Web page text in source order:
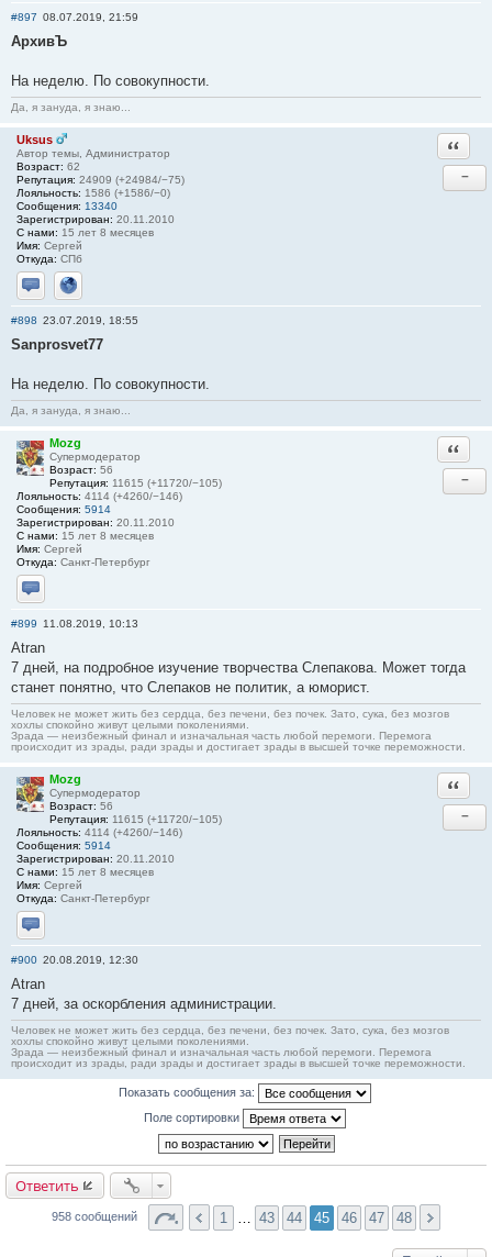
#897 08.07.2019, 21:59
АрхивЪ
На неделю. По совокупности.
Да, я зануда, я знаю...
Uksus
Автор темы, Администратор
Возраст: 62
Репутация: 24909 (+24984/−75)
Лояльность: 1586 (+1586/−0)
Сообщения: 13340
Зарегистрирован: 20.11.2010
С нами: 15 лет 8 месяцев
Имя: Сергей
Откуда: СПб
Отправить личное сообщение
Сайт
−
#898 23.07.2019, 18:55
Sanprosvet77
На неделю. По совокупности.
Да, я зануда, я знаю...
Mozg
Супермодератор
Возраст: 56
Репутация: 11615 (+11720/−105)
Лояльность: 4114 (+4260/−146)
Сообщения: 5914
Зарегистрирован: 20.11.2010
С нами: 15 лет 8 месяцев
Имя: Сергей
Откуда: Санкт-Петербург
Отправить личное сообщение
−
#899 11.08.2019, 10:13
Atran
7 дней, на подробное изучение творчества Слепакова. Может тогда
станет понятно, что Слепаков не политик, а юморист.
Человек не может жить без сердца, без печени, без почек. Зато, сука, без мозгов
хохлы спокойно живут целыми поколениями.
Зрада — неизбежный финал и изначальная часть любой перемоги. Перемога
происходит из зрады, ради зрады и достигает зрады в высшей точке переможности.
Mozg
Супермодератор
Возраст: 56
Репутация: 11615 (+11720/−105)
Лояльность: 4114 (+4260/−146)
Сообщения: 5914
Зарегистрирован: 20.11.2010
С нами: 15 лет 8 месяцев
Имя: Сергей
Откуда: Санкт-Петербург
Отправить личное сообщение
−
#900 20.08.2019, 12:30
Atran
7 дней, за оскорбления администрации.
Человек не может жить без сердца, без печени, без почек. Зато, сука, без мозгов
хохлы спокойно живут целыми поколениями.
Зрада — неизбежный финал и изначальная часть любой перемоги. Перемога
происходит из зрады, ради зрады и достигает зрады в высшей точке переможности.
Показать сообщения за:
Поле сортировки
Ответить
958 сообщений 1 43 44 45 46 47 48